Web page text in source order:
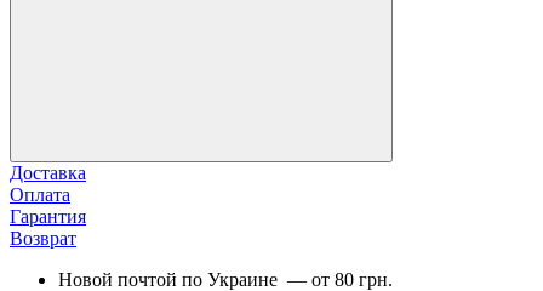
Доставка
Оплата
Гарантия
Возврат
Новой почтой по Украине — от 80 грн.